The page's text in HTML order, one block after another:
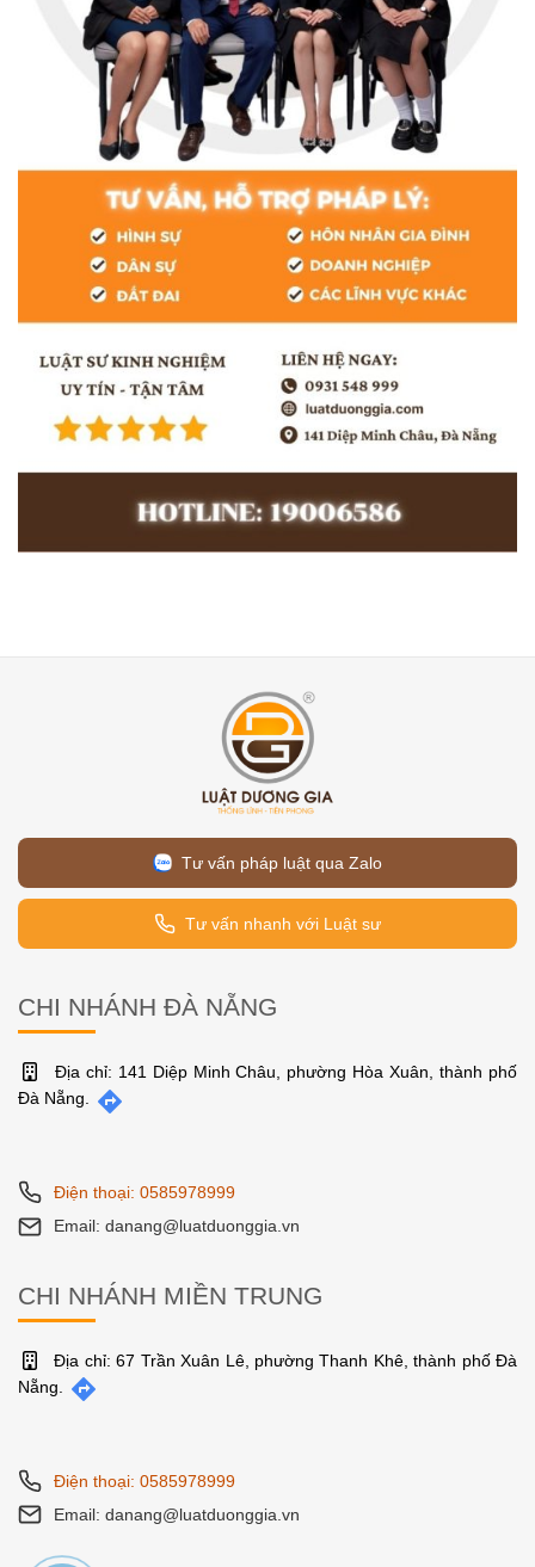
Tư vấn pháp luật qua Zalo
Tư vấn nhanh với Luật sư
CHI NHÁNH ĐÀ NẴNG
Địa chỉ: 141 Diệp Minh Châu, phường Hòa Xuân, thành phố
Đà Nẵng.
Điện thoại: 0585978999
Email: danang@luatduonggia.vn
CHI NHÁNH MIỀN TRUNG
Địa chỉ: 67 Trần Xuân Lê, phường Thanh Khê, thành phố Đà
Nẵng.
Điện thoại: 0585978999
Email: danang@luatduonggia.vn